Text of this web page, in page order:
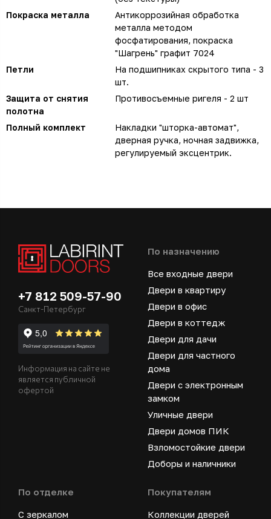
Покраска металла
Антикоррозийная обработка
металла методом
фосфатирования, покраска
"Шагрень" графит 7024
Петли
На подшипниках скрытого типа - 3
шт.
Защита от снятия
полотна
Противосъемные ригеля - 2 шт
Полный комплект
Накладки "шторка-автомат",
дверная ручка, ночная задвижка,
регулируемый эксцентрик.
+7 812 509-57-90
Санкт-Петербург
Информация на сайте не
является публичной
офертой
По назначению
Все входные двери
Двери в квартиру
Двери в офис
Двери в коттедж
Двери для дачи
Двери для частного
дома
Двери с электронным
замком
Уличные двери
Двери домов ПИК
Взломостойкие двери
Доборы и наличники
По отделке
С зеркалом
Покупателям
Коллекции дверей